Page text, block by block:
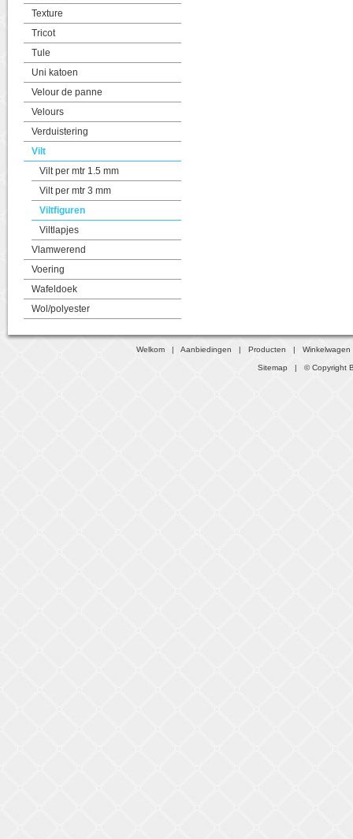
Texture
Tricot
Tule
Uni katoen
Velour de panne
Velours
Verduistering
Vilt
Vilt per mtr 1.5 mm
Vilt per mtr 3 mm
Viltfiguren
Viltlapjes
Vlamwerend
Voering
Wafeldoek
Wol/polyester
Welkom |Aanbiedingen |Producten |Winkelwagen
Sitemap | © Copyright